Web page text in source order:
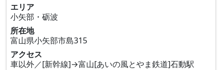
エリア
小矢部・砺波
所在地
富山県小矢部市島315
アクセス
車以外／[新幹線]→富山[あいの風とやま鉄道]石動駅